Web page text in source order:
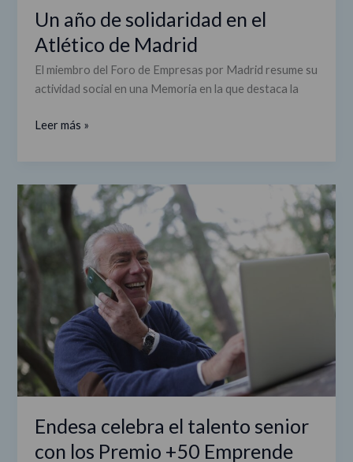
Un año de solidaridad en el
Atlético de Madrid
El miembro del Foro de Empresas por Madrid resume su
actividad social en una Memoria en la que destaca la
Leer más »
Endesa celebra el talento senior
con los Premio +50 Emprende
Endesa
talento
Premio
+50
Emprende